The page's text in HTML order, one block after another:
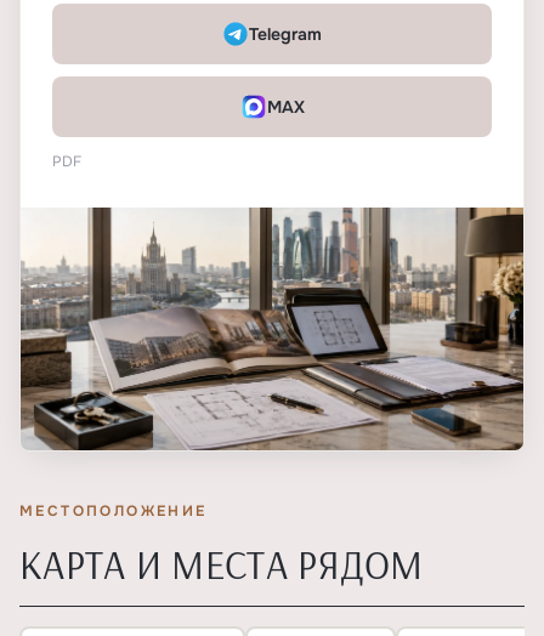
Telegram
MAX
PDF
МЕСТОПОЛОЖЕНИЕ
КАРТА И МЕСТА РЯДОМ